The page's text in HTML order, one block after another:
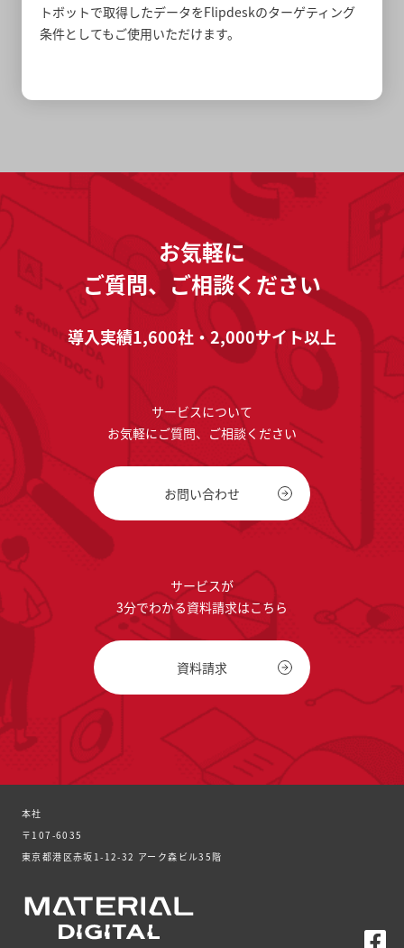
トボットで取得したデータをFlipdeskのターゲティング
条件としてもご使用いただけます。
お気軽に
ご質問、ご相談ください
導入実績1,600社・2,000サイト以上
サービスについて
お気軽にご質問、ご相談ください
お問い合わせ
サービスが
3分でわかる資料請求はこちら
資料請求
本社
〒107-6035
東京都港区赤坂1-12-32 アーク森ビル35階